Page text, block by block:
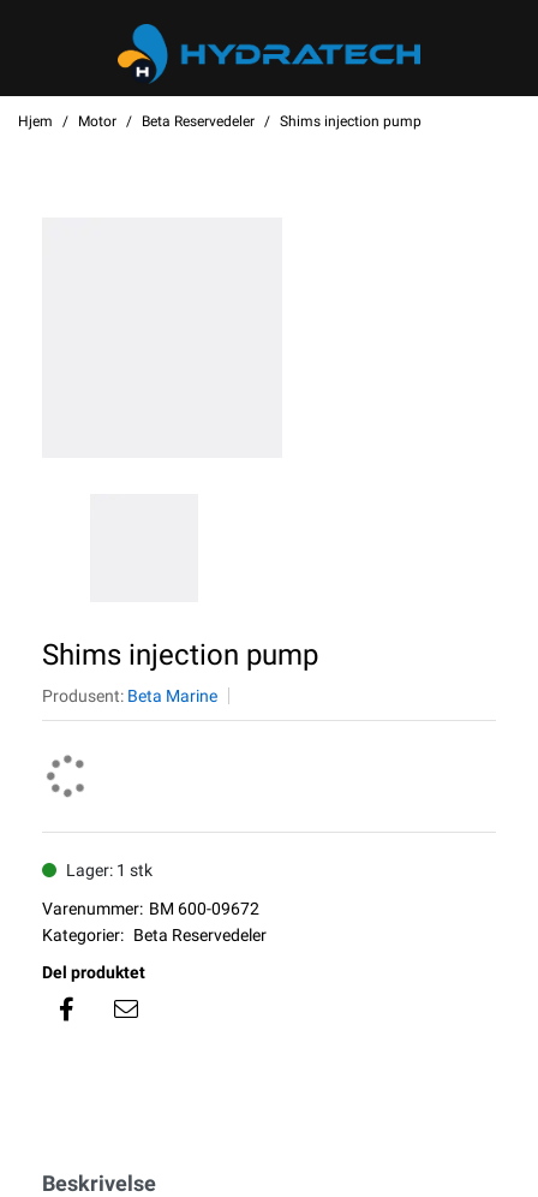
Hjem Motor Beta Reservedeler Shims injection pump
Shims injection pump
Produsent: Beta Marine
Lager: 1 stk
Varenummer: BM 600-09672
Kategorier: Beta Reservedeler
Del produktet
Beskrivelse